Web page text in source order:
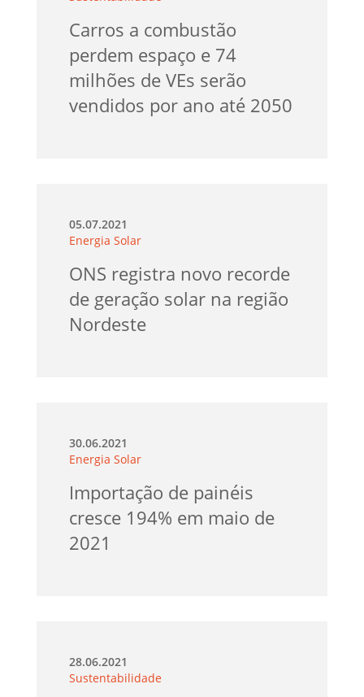
Carros a combustão
perdem espaço e 74
milhões de VEs serão
vendidos por ano até 2050
05.07.2021
Energia Solar
ONS registra novo recorde
de geração solar na região
Nordeste
30.06.2021
Energia Solar
Importação de painéis
cresce 194% em maio de
2021
28.06.2021
Sustentabilidade